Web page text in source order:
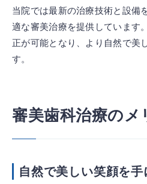
当院では最新の治療技術と設備
適な審美治療を提供しています
正が可能となり、より自然で美
す。
審美歯科治療のメ
自然で美しい笑顔を手